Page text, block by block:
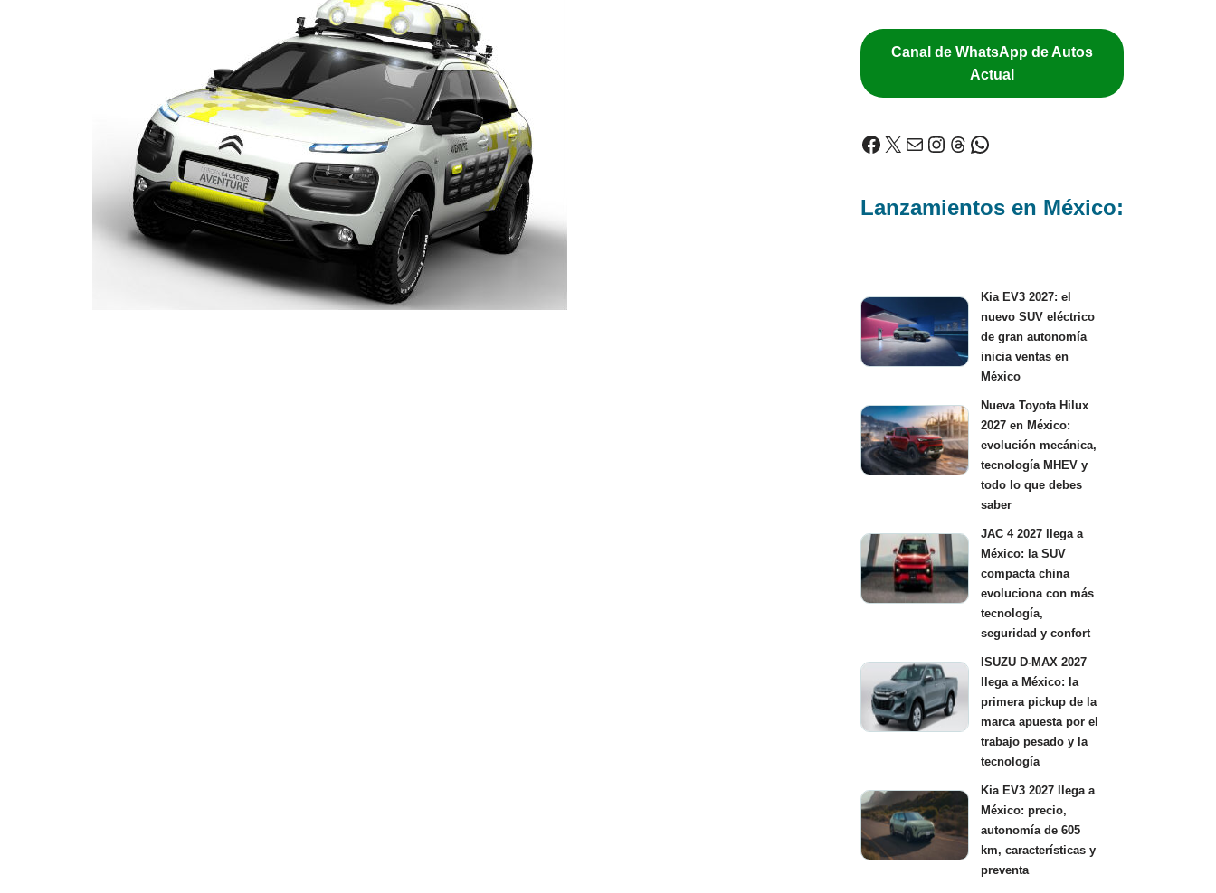
Canal de WhatsApp de Autos
Actual
Lanzamientos en México:
Kia EV3 2027: el
nuevo SUV eléctrico
de gran autonomía
inicia ventas en
México
Nueva Toyota Hilux
2027 en México:
evolución mecánica,
tecnología MHEV y
todo lo que debes
saber
JAC 4 2027 llega a
México: la SUV
compacta china
evoluciona con más
tecnología,
seguridad y confort
ISUZU D-MAX 2027
llega a México: la
primera pickup de la
marca apuesta por el
trabajo pesado y la
tecnología
Kia EV3 2027 llega a
México: precio,
autonomía de 605
km, características y
preventa